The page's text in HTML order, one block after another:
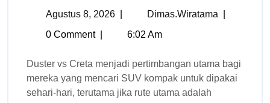
Agustus 8, 2026 Dimas.wiratama
0 Comment
6:02 Am
Duster vs Creta menjadi pertimbangan utama bagi
mereka yang mencari SUV kompak untuk dipakai
sehari-hari, terutama jika rute utama adalah